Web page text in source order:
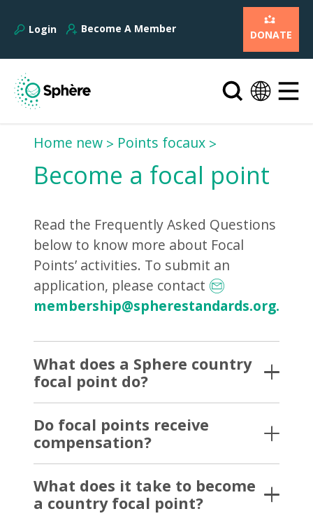
Login Become A Member DONATE
Home new Points focaux
Become a focal point
Read the Frequently Asked Questions
below to know more about Focal
Points’ activities. To submit an
application, please contact
membership@spherestandards.org.
What does a Sphere country
focal point do?
Do focal points receive
compensation?
What does it take to become
a country focal point?